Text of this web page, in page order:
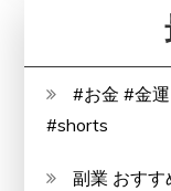
#お金 #金
#shorts
副業 おすす